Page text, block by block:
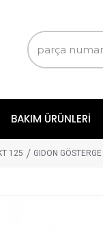
BAKIM ÜRÜNLERI
125 GIDON